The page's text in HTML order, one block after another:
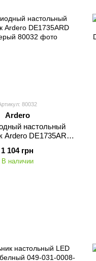
80032
Ardero
настольный
Ardero DE1735ARD
1 104 грн
В наличии